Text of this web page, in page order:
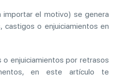
importar el motivo) se genera
castigos o enjuiciamientos en
o enjuiciamientos por retrasos
en este artículo te